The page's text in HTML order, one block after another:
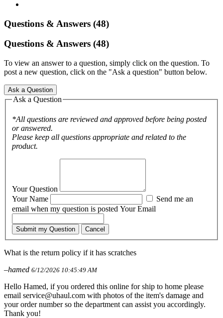
Questions & Answers (48)
Questions & Answers (48)
To view an answer to a question, simply click on the question. To
post a new question, click on the "Ask a question" button below.
Ask a Question
Ask a Question
*All questions are reviewed and approved before being posted
or answered.
Please keep all questions appropriate and related to the
product.
Your Question
Your Name
email when my question is posted Your Email
Submit my Question Cancel
What is the return policy if it has scratches
–hamed 6/12/2026 10:45:49 AM
Hello Hamed, if you ordered this online for ship to home please
email service@uhaul.com with photos of the item's damage and
your order number so the department can assist you accordingly.
Thank you!